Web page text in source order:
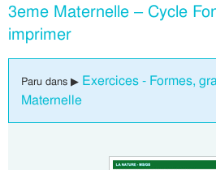
3eme Maternelle – Cycle
imprimer
Paru dans ▶ Exercices - Formes,
Maternelle